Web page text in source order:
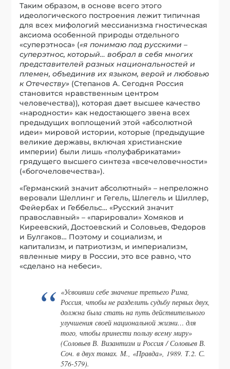
Таким образом, в основе всего этого
идеологического построения лежит типичная
для всех мифологий мессианизма гностическая
аксиома особенной природы отдельного
«суперэтноса» («я понимаю под русскими –
суперэтнос, который… вобрал в себя многих
представителей разных национальностей и
племен, объединив их языком, верой и любовью
к Отечеству» (Степанов А. Сегодня Россия
становится нравственным центром
человечества)), которая дает высшее качество
«народности» как недостающего звена всех
предыдущих воплощений этой «абсолютной
идеи» мировой истории, которые (предыдущие
великие державы, включая христианские
империи) были лишь «полуфабрикатами»
грядущего высшего синтеза «всечеловечности»
(«богочеловечества»).
«Германский значит абсолютный» – непреложно
веровали Шеллинг и Гегель, Шлегель и Шиллер,
Фейербах и Геббельс… «Русский значит
православный» – «парировали» Хомяков и
Киреевский, Достоевский и Соловьев, Федоров
и Булгаков… Поэтому и социализм, и
капитализм, и патриотизм, и империализм,
явленные миру в России, это все равно, что
«сделано на небеси».
«Усвоивши себе значение третьего Рима,
Россия, чтобы не разделить судьбу первых двух,
должна была стать на путь действительного
улучшения своей национальной жизни… для
того, чтобы принести пользу всему миру»
(Соловьев В. Византизм и Россия / Соловьев В.
Соч. в двух томах. М., «Правда», 1989. Т.2. С.
576-579).